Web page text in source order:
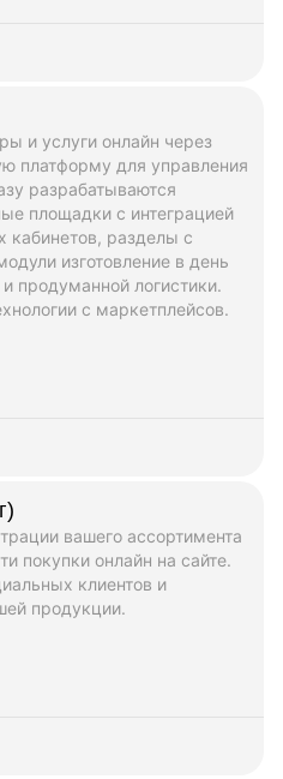
и услуги онлайн через
платформу для управления
разрабатываются
площадки с интеграцией
кабинетов, разделы с
изготовление в день
продуманной логистики.
с маркетплейсов.
вашего ассортимента
покупки онлайн на сайте.
клиентов и
продукции.